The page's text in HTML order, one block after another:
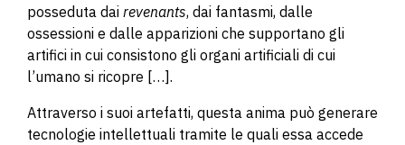
posseduta dai revenants, dai fantasmi, dalle
ossessioni e dalle apparizioni che supportano gli
artifici in cui consistono gli organi artificiali di cui
l’umano si ricopre […].
Attraverso i suoi artefatti, questa anima può generare
tecnologie intellettuali tramite le quali essa accede